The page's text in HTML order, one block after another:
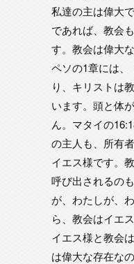
私達の主は偉大
であれば、教会
す。教会は偉大
ペソの1章には、
り、キリストは
います。頭と体
ん。マタイの
の主人も、所有
イエス様です。
呼び出されるの
が、わたしが、
ら、教会はイエ
イエス様と教会
は偉大な存在な